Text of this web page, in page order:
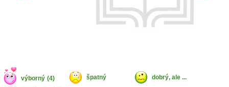
výborný (4) špatný dobrý, ale ...